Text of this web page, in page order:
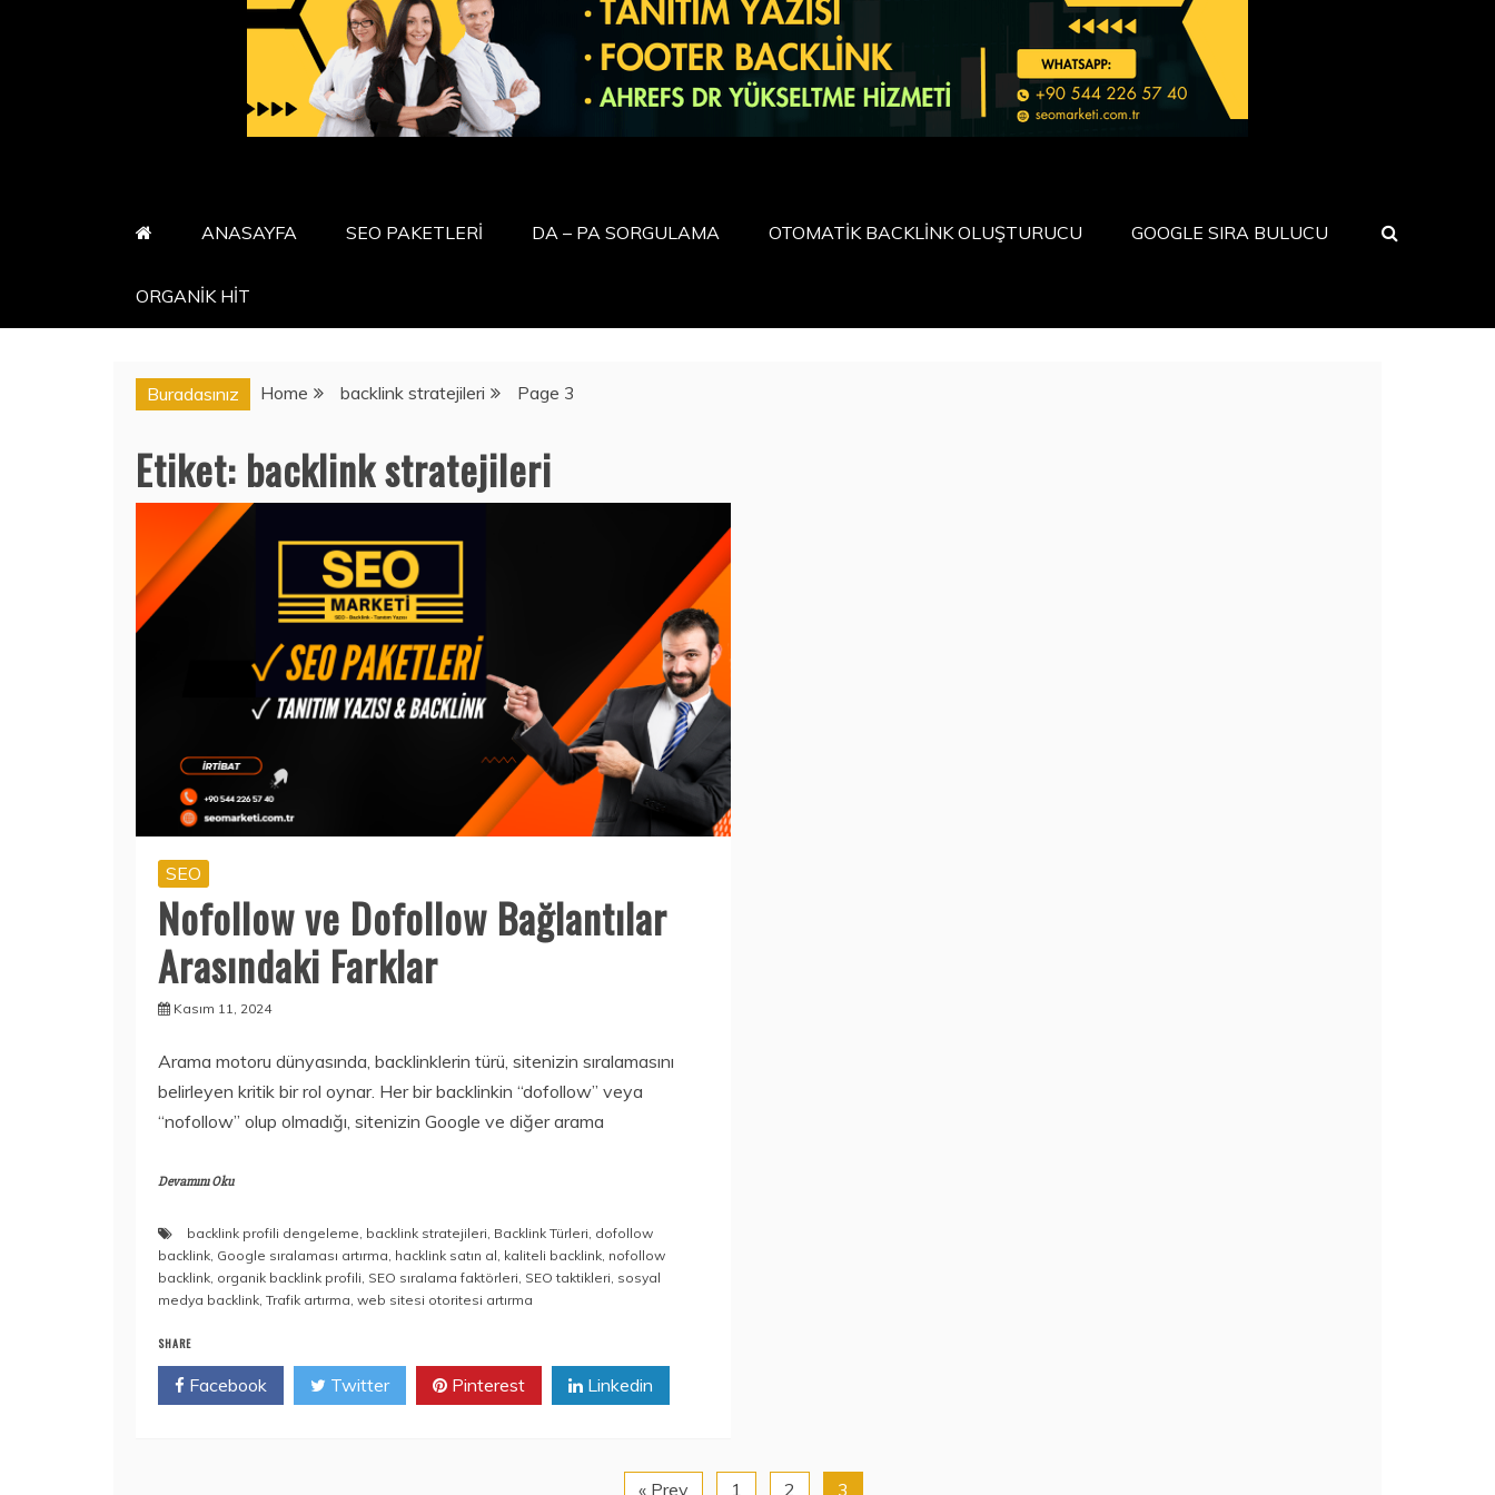
ANASAYFA SEO PAKETLERİ DA – PA SORGULAMA OTOMATİK BACKLİNK OLUŞTURUCU GOOGLE SIRA BULUCU
ORGANİK HİT
Buradasınız Home backlink stratejileri Page 3
Etiket: backlink stratejileri
SEO
Nofollow ve Dofollow Bağlantılar
Arasındaki Farklar
Kasım 11, 2024
Arama motoru dünyasında, backlinklerin türü, sitenizin sıralamasını
belirleyen kritik bir rol oynar. Her bir backlinkin “dofollow” veya
“nofollow” olup olmadığı, sitenizin Google ve diğer arama
Devamını Oku
backlink profili dengeleme, backlink stratejileri, Backlink Türleri, dofollow
backlink, Google sıralaması artırma, hacklink satın al, kaliteli backlink, nofollow
backlink, organik backlink profili, SEO sıralama faktörleri, SEO taktikleri, sosyal
medya backlink, Trafik artırma, web sitesi otoritesi artırma
SHARE
Facebook Twitter Pinterest Linkedin
« Prev 1 2 3